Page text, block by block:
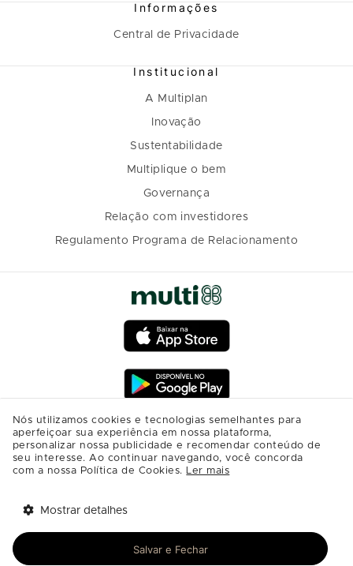
Informações
Central de Privacidade
Institucional
A Multiplan
Inovação
Sustentabilidade
Multiplique o bem
Governança
Relação com investidores
Regulamento Programa de Relacionamento
Nós utilizamos cookies e tecnologias semelhantes para
aperfeiçoar sua experiência em nossa plataforma,
personalizar nossa publicidade e recomendar conteúdo de
seu interesse. Ao continuar navegando, você concorda
com a nossa Política de Cookies. Ler mais
Mostrar detalhes
Salvar e Fechar
esperando por você!
Baixe agora o app Multi
Abrir